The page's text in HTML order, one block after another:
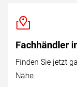
Fachhändler
Finden Sie jetzt
Nähe.